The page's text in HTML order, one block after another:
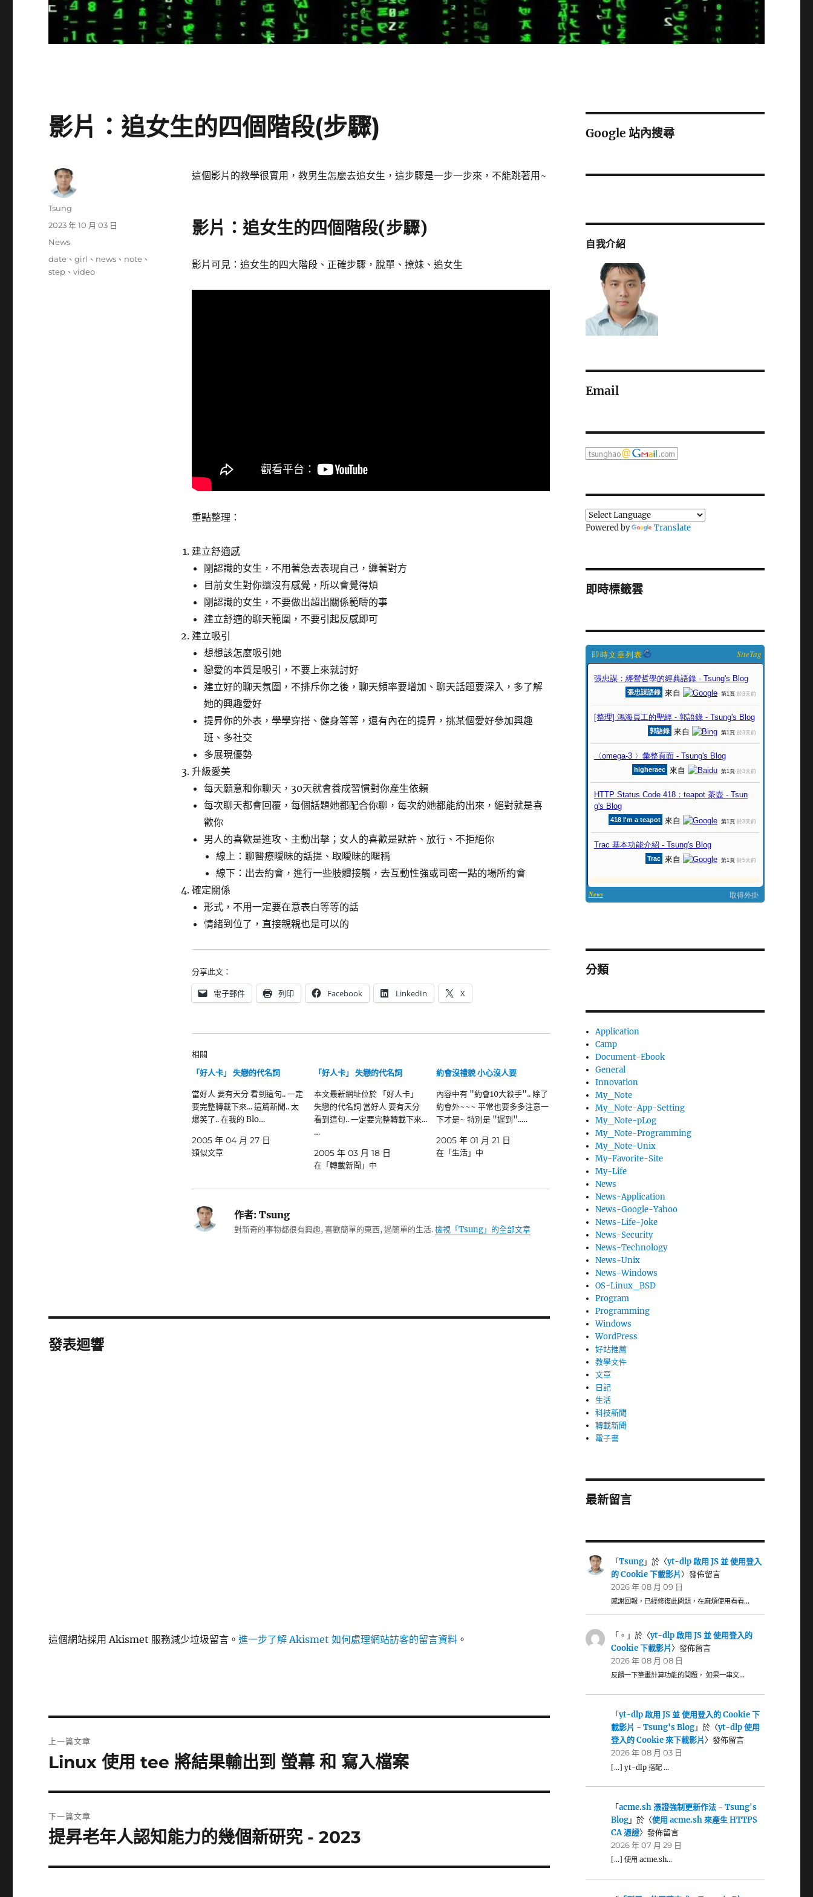
影片：追女生的四個階段(步驟)
這個影片的教學很實用，教男生怎麼去追女生，這步驟是一步一步來，不能跳著用~
影片：追女生的四個階段(步驟)
影片可見：追女生的四大階段、正確步驟，脫單、撩妹、追女生
重點整理：
建立舒適感
剛認識的女生，不用著急去表現自己，纏著對方
目前女生對你還沒有感覺，所以會覺得煩
剛認識的女生，不要做出超出關係範疇的事
建立舒適的聊天範圍，不要引起反感即可
建立吸引
想想該怎麼吸引她
戀愛的本質是吸引，不要上來就討好
建立好的聊天氛圍，不排斥你之後，聊天頻率要增加、聊天話題要深入，多了解
她的興趣愛好
提昇你的外表，學學穿搭、健身等等，還有內在的提昇，挑某個愛好參加興趣
班、多社交
多展現優勢
升級愛美
每天願意和你聊天，30天就會養成習慣對你產生依賴
每次聊天都會回覆，每個話題她都配合你聊，每次約她都能約出來，絕對就是喜
歡你
男人的喜歡是進攻、主動出擊；女人的喜歡是默許、放行、不拒絕你
線上：聊醫療曖昧的話提、取曖昧的暱稱
線下：出去約會，進行一些肢體接觸，去互動性強或司密一點的場所約會
確定關係
形式，不用一定要在意表白等等的話
情緒到位了，直接親親也是可以的
分享此文：
電子郵件 列印 Facebook LinkedIn X
相關
「好人卡」 失戀的代名詞
當好人 要有天分 看到這句.. 一定
要完整轉載下來... 這篇新聞.. 太
爆笑了.. 在我的 Blo…
2005 年 04 月 27 日
類似文章
「好人卡」 失戀的代名詞
本文最新網址位於 「好人卡」
失戀的代名詞 當好人 要有天分
看到這句.. 一定要完整轉載下來...
…
2005 年 03 月 18 日
在「轉載新聞」中
約會沒禮貌 小心沒人要
內容中有 "約會10大殺手".. 除了
約會外~~~ 平常也要多多注意一
下才是~ 特別是 "遲到"..…
2005 年 01 月 21 日
在「生活」中
作者:Tsung
對新奇的事物都很有興趣, 喜歡簡單的東西, 過簡單的生活.檢視「Tsung」的全部文章
作
Tsung
發
期:
2023 年 10 月 03 日
分
類
News
標
籤
date 、girl 、 news 、 note 、
step 、video
發表迴響
這個網站採用 Akismet 服務減少垃圾留言。進一步了解 Akismet 如何處理網站訪客的留言資料 。
章
上一篇文章
上
篇
章:
Linux 使用 tee 將結果輸出到 螢幕 和 寫入檔案
下一篇文章
下
篇
提昇老年人認知能力的幾個新研究 - 2023
Google 站內搜尋
自我介紹
Email
Powered by Translate
即時標籤雲
SiteTag
分類
Application
Camp
Document-Ebook
General
Innovation
My_Note
My_Note-App-Setting
My_Note-pLog
My_Note-Programming
My_Note-Unix
My-Favorite-Site
My-Life
News
News-Application
News-Google-Yahoo
News-Life-Joke
News-Security
News-Technology
News-Unix
News-Windows
OS-Linux_BSD
Program
Programming
Windows
WordPress
好站推薦
教學文件
文章
日記
生活
科技新聞
轉載新聞
電子書
最新留言
「Tsung」於〈yt-dlp 啟用 JS 並 使用登入
的 Cookie 下載影片〉發佈留言
2026 年 08 月 09 日
感謝回報，已經修復此問題，在麻煩使用看看…
「 。 」於〈yt-dlp 啟用 JS 並 使用登入的
Cookie 下載影片〉發佈留言
2026 年 08 月 08 日
反饋一下筆畫計算功能的問題， 如果一串文…
「yt-dlp 啟用 JS 並 使用登入的 Cookie 下
載影片 - Tsung's Blog」於〈yt-dlp 使用
登入的 Cookie 來下載影片〉發佈留言
2026 年 08 月 03 日
[…] yt-dlp 搭配 …
「acme.sh 憑證強制更新作法 - Tsung's
Blog」於〈使用 acme.sh 來產生 HTTPS
CA 憑證〉發佈留言
2026 年 07 月 29 日
[…] 使用 acme.sh…